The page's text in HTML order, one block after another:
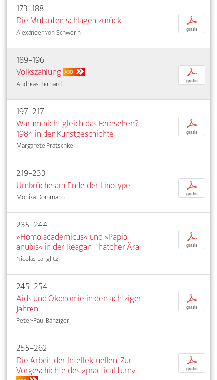
173–188
Die Mutanten schlagen zurück
Alexander von Schwerin
p
gratis
189–196
Volkszählung ABO
Andreas Bernard
p
gratis
197–217
Warum nicht gleich das Fernsehen?.
1984 in der Kunstgeschichte
Margarete Pratschke
p
gratis
219–233
Umbrüche am Ende der Linotype
Monika Dommann
p
gratis
235–244
»Homo academicus« und »Papio
anubis« in der Reagan-Thatcher-Ära
Nicolas Langlitz
p
gratis
245–254
Aids und Ökonomie in den achtziger
Jahren
Peter-Paul Bänziger
p
gratis
255–262
Die Arbeit der Intellektuellen. Zur
Vorgeschichte des »practical turn«
p
gratis